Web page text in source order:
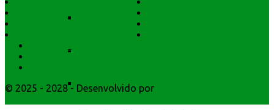
Conselho Municipal de Assistência Social
Conselho Municipal de Educação
© 2025 - 2028 - Desenvolvido por